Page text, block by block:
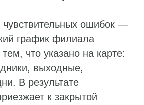
ошибок —
график филиала
что указано на карте:
выходные,
В результате
к закрытой